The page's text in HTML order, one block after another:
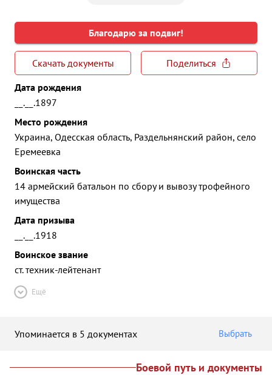
Благодарю за подвиг!
Скачать документы
Поделиться
Дата рождения
__.__.1897
Место рождения
Украина, Одесская область, Раздельнянский район, село
Еремеевка
Воинская часть
14 армейский батальон по сбору и вывозу трофейного
имущества
Дата призыва
__.__.1918
Воинское звание
ст. техник-лейтенант
Ещё
Упоминается в 5 документах Выбрать
Боевой путь и документы